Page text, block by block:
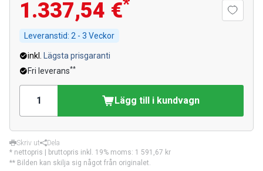
1.337,54 €*
Leveranstid: 2 - 3 Veckor
inkl.
Lägsta prisgaranti
Fri leverans**
Lägg till i kundvagn
Skriv ut
Dela
* nettopris | bruttopris inkl. 19% moms: 1 591,67 kr
** Bilden kan skilja sig något från originalet.